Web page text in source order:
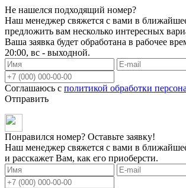
Не нашелся подходящий номер?
Наш менеджер свяжется с вами в
предложить вам несколько интересных
Ваша заявка будет обработана в рабочее
20:00, вс - выходной.
Соглашаюсь с политикой обработки
Отправить
Понравился номер? Оставьте заявку!
Наш менеджер свяжется с вами в
и расскажет Вам, как его приоберсти.